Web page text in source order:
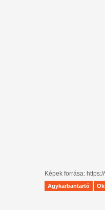
Képek forrása:
Agykarbantartó